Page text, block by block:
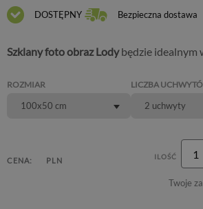
DOSTĘPNY Bezpieczna dostawa
Szklany foto obraz Lodybędzie idealnym
ROZMIAR
100x50 cm
LICZBA
2 uchwyty
CENA: PLN ILOŚĆ
Twoje